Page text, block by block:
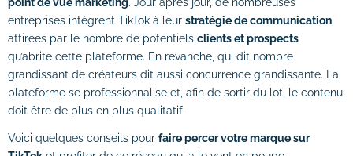
entreprises intègrent TikTok à leur stratégie de communication
attirées par le nombre de potentiels clients et prospects
qu’abrite cette plateforme. En revanche, qui dit nombre
grandissant de créateurs dit aussi concurrence grandissante. La
plateforme se professionnalise et, afin de sortir du lot, le contenu
doit être de plus en plus qualitatif.
Voici quelques conseils pour faire percer votre marque sur